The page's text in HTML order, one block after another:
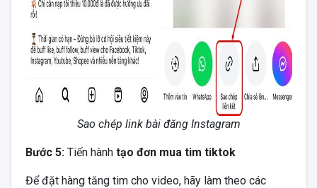
Sao chép link bài đăng Instagram
Bước 5: Tiến hành tạo đơn mua tim tiktok
Để đặt hàng tăng tim cho video, hãy làm theo các